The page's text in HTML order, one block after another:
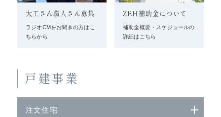
大工さん職人さん募集
ラジオCMをお聞きの方はこ
ちらから
ZEH補助金について
補助金概要・スケジュールの
詳細はこちら
戸建事業
注文住宅